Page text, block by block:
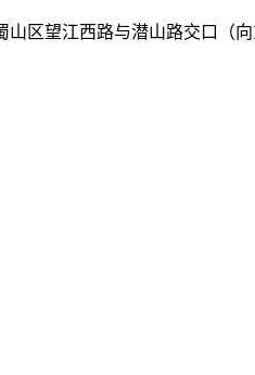
区望江西路与潜山路交口（向